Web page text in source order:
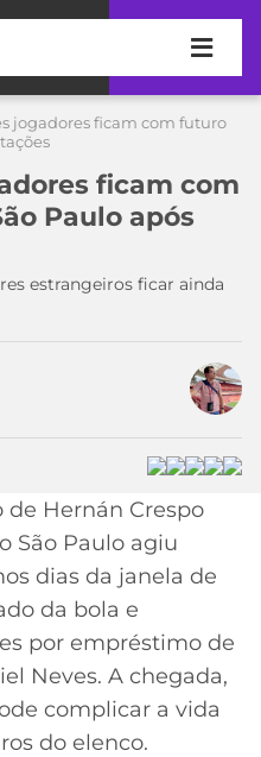
jogadores ficam com futuro
ficam com
Paulo após
estrangeiros ficar ainda
de Hernán Crespo
São Paulo agiu
dias da janela de
da bola e
por empréstimo de
Neves. A chegada,
complicar a vida
do elenco.